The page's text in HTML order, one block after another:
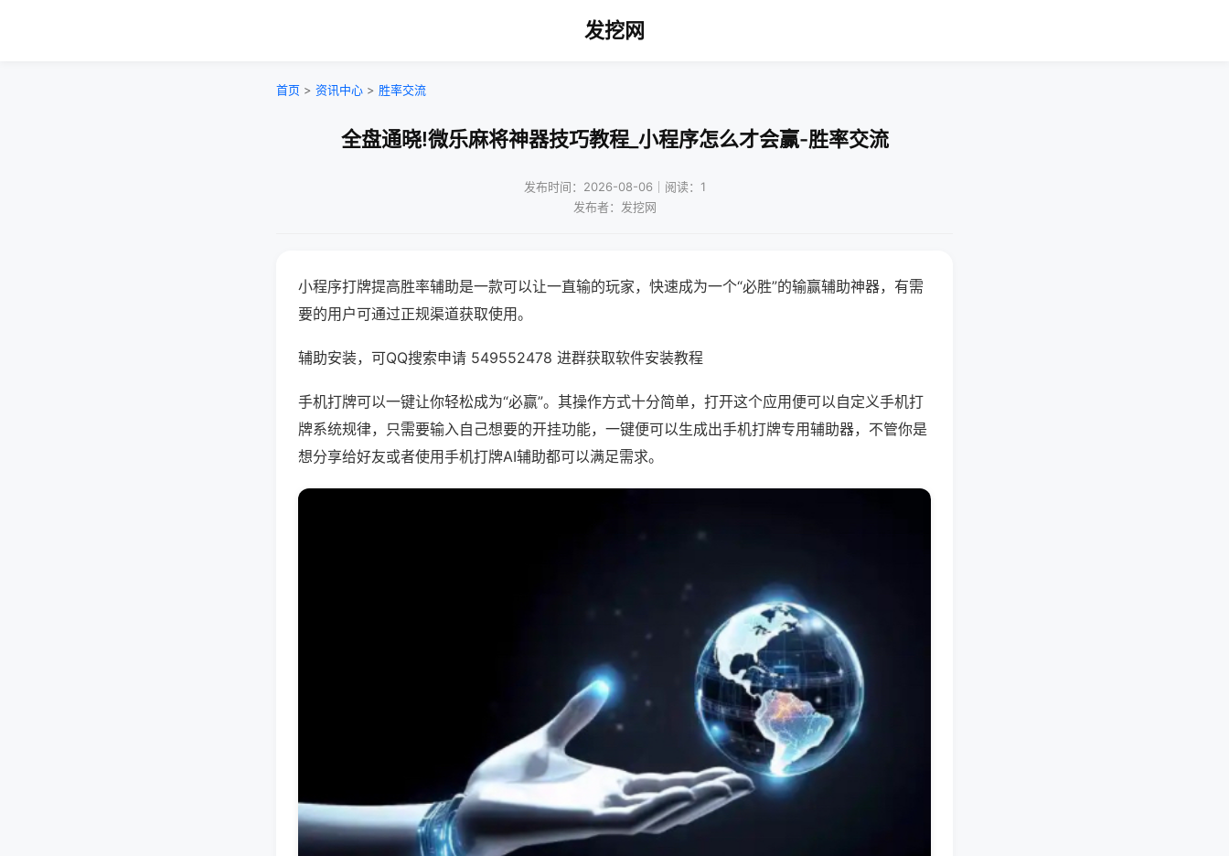
发挖网
首页 > 资讯中心 > 胜率交流
全盘通晓!微乐麻将神器技巧教程_小程序怎么才会赢-胜率交流
发布时间：2026-08-06｜阅读：1
发布者：发挖网
小程序打牌提高胜率辅助是一款可以让一直输的玩家，快速成为一个“必胜”的输赢辅助神器，有需
要的用户可通过正规渠道获取使用。
辅助安装，可QQ搜索申请 549552478 进群获取软件安装教程
手机打牌可以一键让你轻松成为“必赢”。其操作方式十分简单，打开这个应用便可以自定义手机打
牌系统规律，只需要输入自己想要的开挂功能，一键便可以生成出手机打牌专用辅助器，不管你是
想分享给好友或者使用手机打牌AI辅助都可以满足需求。